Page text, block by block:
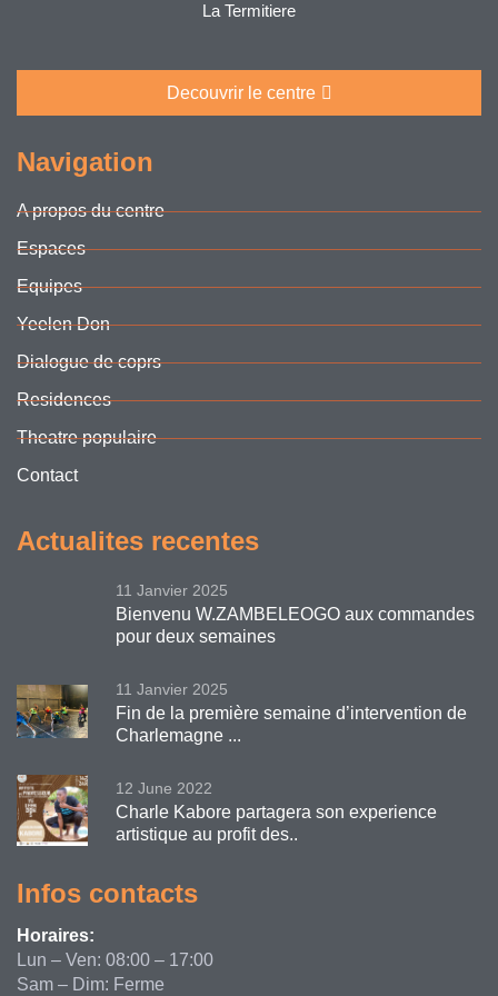
La Termitiere
Decouvrir le centre
Navigation
A propos du centre
Espaces
Equipes
Yeelen Don
Dialogue de coprs
Residences
Theatre populaire
Contact
Actualites recentes
11 Janvier 2025
Bienvenu W.ZAMBELEOGO aux commandes
pour deux semaines
11 Janvier 2025
Fin de la première semaine d’intervention de
Charlemagne ...
12 June 2022
Charle Kabore partagera son experience
artistique au profit des..
Infos contacts
Horaires:
Lun – Ven: 08:00 – 17:00
Sam – Dim: Ferme